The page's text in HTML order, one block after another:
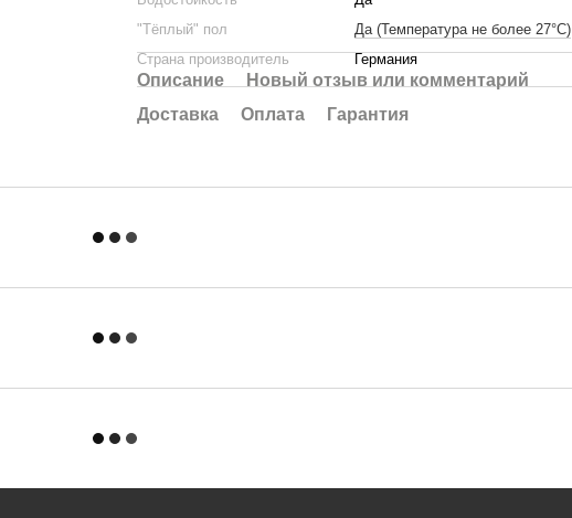
"Тёплый" пол
Да (Температура не более 27°C)
Страна производитель
Германия
Описание
Новый отзыв или комментарий
Доставка
Оплата Гарантия